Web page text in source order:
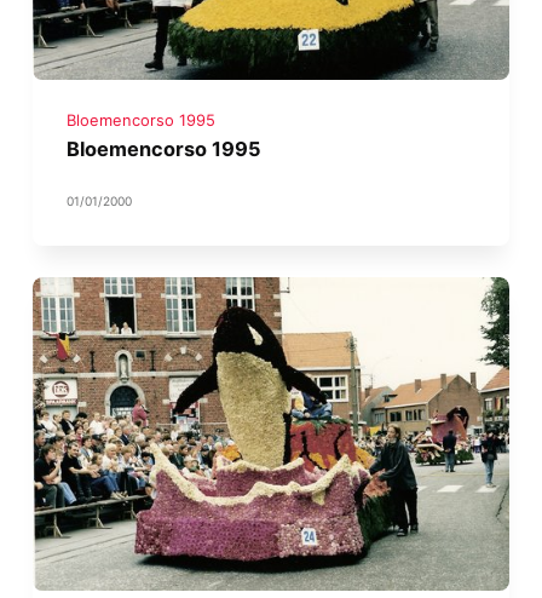
Bloemencorso 1995
Bloemencorso 1995
01/01/2000